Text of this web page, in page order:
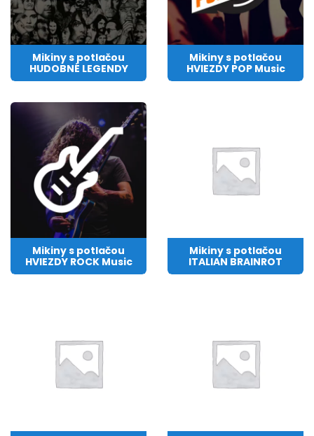
Mikiny s potlačou
HUDOBNÉ LEGENDY
Mikiny s potlačou
HVIEZDY POP Music
Mikiny s potlačou
HVIEZDY ROCK Music
Mikiny s potlačou
ITALIAN BRAINROT